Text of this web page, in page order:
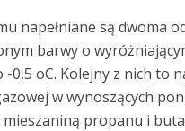
napełniane są dwoma
barwy o
-0,5 oC. Kolejny z nich to
w wynoszących
propanu i